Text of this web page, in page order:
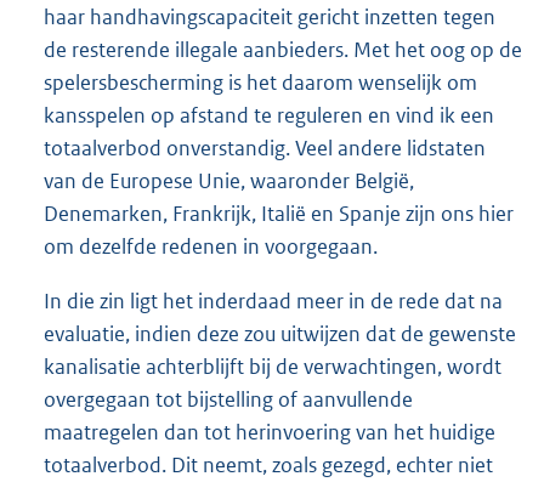
haar handhavingscapaciteit gericht inzetten tegen
de resterende illegale aanbieders. Met het oog op de
spelersbescherming is het daarom wenselijk om
kansspelen op afstand te reguleren en vind ik een
totaalverbod onverstandig. Veel andere lidstaten
van de Europese Unie, waaronder België,
Denemarken, Frankrijk, Italië en Spanje zijn ons hier
om dezelfde redenen in voorgegaan.
In die zin ligt het inderdaad meer in de rede dat na
evaluatie, indien deze zou uitwijzen dat de gewenste
kanalisatie achterblijft bij de verwachtingen, wordt
overgegaan tot bijstelling of aanvullende
maatregelen dan tot herinvoering van het huidige
totaalverbod. Dit neemt, zoals gezegd, echter niet